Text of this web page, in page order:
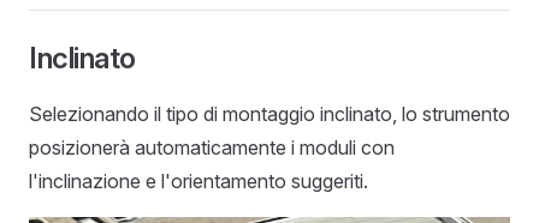
Inclinato
Selezionando il tipo di montaggio inclinato, lo strumento
posizionerà automaticamente i moduli con
l'inclinazione e l'orientamento suggeriti.